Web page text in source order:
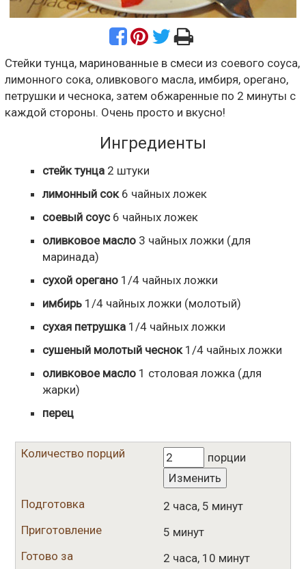
Стейки тунца, маринованные в смеси из соевого соуса,
лимонного сока, оливкового масла, имбиря, орегано,
петрушки и чеснока, затем обжаренные по 2 минуты с
каждой стороны. Очень просто и вкусно!
Ингредиенты
стейк тунца 2 штуки
лимонный сок6 чайных ложек
соевый соус6 чайных ложек
оливковое масло 3 чайных ложки (для
маринада)
сухой орегано 1/4 чайных ложки
имбирь 1/4 чайных ложки (молотый)
сухая петрушка 1/4 чайных ложки
сушеный молотый чеснок1/4 чайных ложки
оливковое масло 1 столовая ложка (для
жарки)
перец
Количество порций
порции
Изменить
Подготовка
2 часа, 5 минут
Приготовление
5 минут
Готово за
2 часа, 10 минут